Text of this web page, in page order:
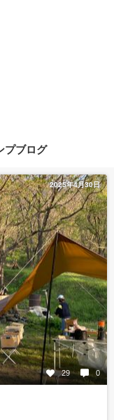
プブログ
2025年4月30日
29 0